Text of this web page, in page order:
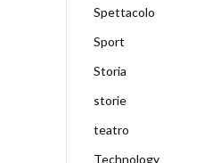
Spettacolo
Sport
Storia
storie
teatro
Technology